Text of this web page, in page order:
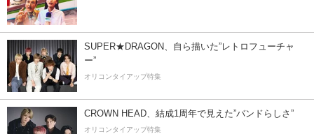
SUPER★DRAGON、自ら描いた”レトロフューチャ
ー”
オリコンタイアップ特集
CROWN HEAD、結成1周年で見えた”バンドらしさ”
オリコンタイアップ特集